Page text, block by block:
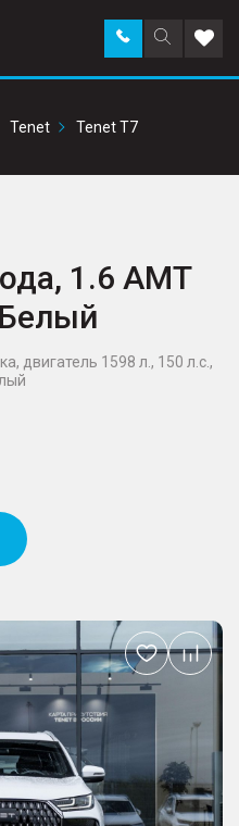
Поиск
по
Заказать
звонок в
Tenet Tenet T7
1.6 AMT
двигатель 1598 л., 150 л.с.,
Добавить
в
избранное